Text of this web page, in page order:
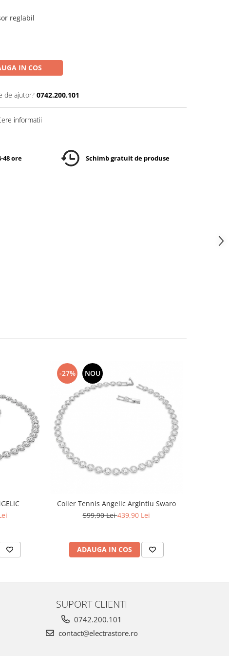
reglabil
IN COS
de ajutor? 0742.200.101
informatii
48 ore Schimb gratuit de produse
-27% NOU
Colier Tennis Angelic Argintiu Swaro
599,90 Lei439,90 Lei
ADAUGA IN COS
SUPORT CLIENTI
0742.200.101
contact@electrastore.ro